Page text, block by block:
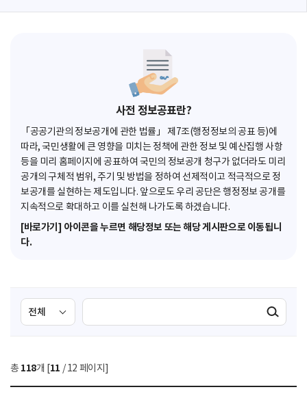
사전 정보공표란?
「공공기관의 정보공개에 관한 법률」 제7조(행정정보의 공표 등)에
따라, 국민생활에 큰 영향을 미치는 정책에 관한 정보 및 예산집행 사항
등을 미리 홈페이지에 공표하여 국민의 정보공개 청구가 없더라도 미리
공개의 구체적 범위, 주기 및 방법을 정하여 선제적이고 적극적으로 정
보공개를 실현하는 제도입니다. 앞으로도 우리 공단은 행정정보 공개를
지속적으로 확대하고 이를 실천해 나가도록 하겠습니다.
[바로가기] 아이콘을 누르면 해당정보 또는 해당 게시판으로 이동됩니
다.
검
색
선
택
색
검색실행
총 118개 [11 / 12 페이지]